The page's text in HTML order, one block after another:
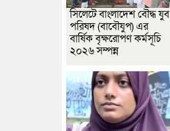
সিলেটে বাংলাদেশ বৌদ্ধ যুব
পরিষদ (বাবৌযুপ) এর
বার্ষিক বৃক্ষরোপণ কর্মসূচি
২০২৬ সম্পন্ন